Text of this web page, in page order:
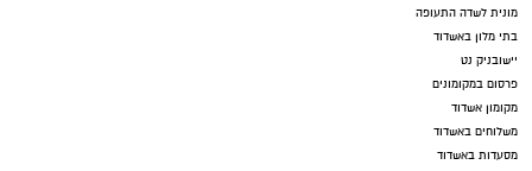
מונית לשדה התעופה
בתי מלון באשדוד
יישובניק נט
פרסום במקומונים
מקומון אשדוד
משלוחים באשדוד
מסעדות באשדוד